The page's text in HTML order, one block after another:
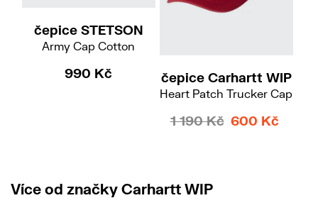
čepice STETSON
Army Cap Cotton
990 Kč čepice Carhartt WIP
Heart Patch Trucker Cap
1 190 Kč 600 Kč
Více od značky Carhartt WIP